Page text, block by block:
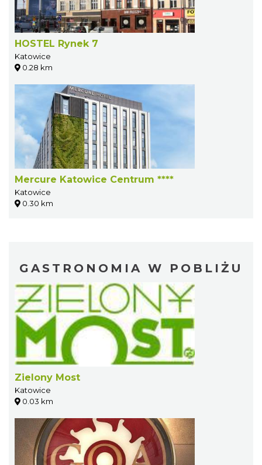
HOSTEL Rynek 7
Katowice
0.28 km
Mercure Katowice Centrum ****
Katowice
0.30 km
GASTRONOMIA W POBLIŻU
Zielony Most
Katowice
0.03 km